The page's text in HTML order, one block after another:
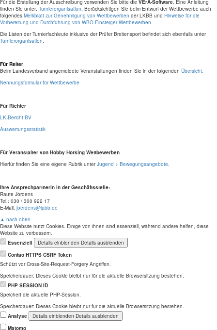
Für die Erstellung der Ausschreibung verwenden Sie bitte die VErA-Software. Eine Anleitung
finden Sie unter: Turnierorganisation. Berücksichtigen Sie beim Entwurf der Wettbewerbe auch
folgendes Merkblatt zur Genehmigung von Wettbewerben der LKBB und Hinweise für die
Vorbereitung und Durchführung von WBO-Einsteiger-Wettbewerben.
Die Listen der Turnierfachleute inklusive der Prüfer Breitensport befindet sich ebenfalls unter
Turnierorganisation.
Für Reiter
Beim Landesverband angemeldete Veranstaltungen finden Sie in der folgenden Übersicht.
Nennungsformular für Wettbewerbe
Für Richter
LK-Bericht BV
Auswertungsstatistik
Für Veranstalter von Hobby Horsing Wettbewerben
Hierfür finden Sie eine eigene Rubrik unterJugend > Bewegungsangebote.
Ihre Ansprechpartnerin in der Geschäftsstelle:
Raute Jördens
Tel.: 030 / 300 922 17
E-Mail: joerdens@lpbb.de
▲ nach oben
Diese Website nutzt Cookies. Einige von ihnen sind essenziell, während andere helfen, diese
Website zu verbessern.
Essenziell
Details einblenden Details ausblenden
Contao HTTPS CSRF Token
Schützt vor Cross-Site-Request-Forgery Angriffen.
Speicherdauer: Dieses Cookie bleibt nur für die aktuelle Browsersitzung bestehen.
PHP SESSION ID
Speichert die aktuelle PHP-Session.
Speicherdauer: Dieses Cookie bleibt nur für die aktuelle Browsersitzung bestehen.
Analyse
Details einblenden Details ausblenden
Matomo